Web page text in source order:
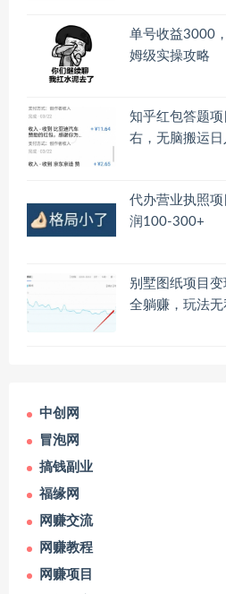
单号收益3000
姆级实操攻略
知乎红包答题
右，无脑搬运
代办营业执照
润100-300+
别墅图纸项目
全躺赚，玩法
中创网
冒泡网
搞钱副业
福缘网
网赚交流
网赚教程
网赚项目